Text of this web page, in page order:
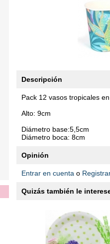
Descripción
Pack 12 vasos tropicales
Alto: 9cm
Diámetro base:5,5cm
Diámetro boca: 8cm
Opinión
Entrar en cuenta o
Quizás también le